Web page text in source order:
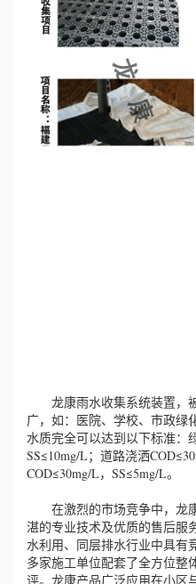
龙康雨水收集系统装置，
广，如：医院、学校、市政绿
水质完全可以达到以下标准：
SS≤10mg/L；道路浇洒
COD≤30mg/L，SS≤5mg/L。
在激烈的市场竞争中，龙
湛的专业技术及优质的售后服
水利用、同层排水行业中具有
多家施工单位配套了全方位整
评。龙康产品广泛应用在小区